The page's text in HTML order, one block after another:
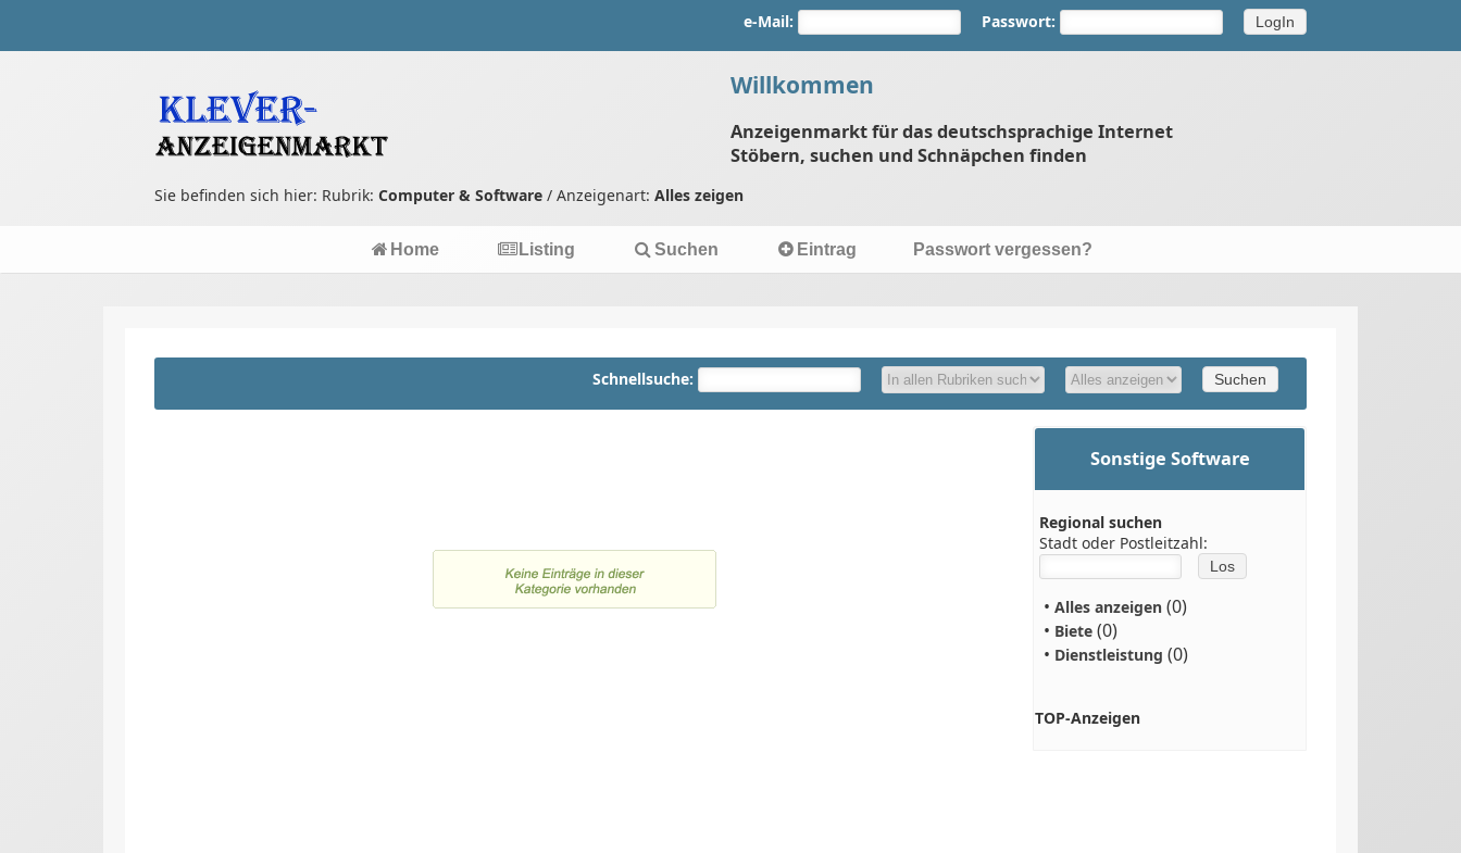
e-Mail: Passwort:
Willkommen
Anzeigenmarkt für das deutschsprachige Internet
Stöbern, suchen und Schnäpchen finden
Sie befinden sich hier: Rubrik: Computer & Software / Anzeigenart: Alles zeigen
Home Listing Suchen Eintrag Passwort vergessen?
Schnellsuche:
Sonstige Software
Regional suchen
Stadt oder Postleitzahl:
• Alles anzeigen (0)
• Biete (0)
• Dienstleistung (0)
TOP-Anzeigen